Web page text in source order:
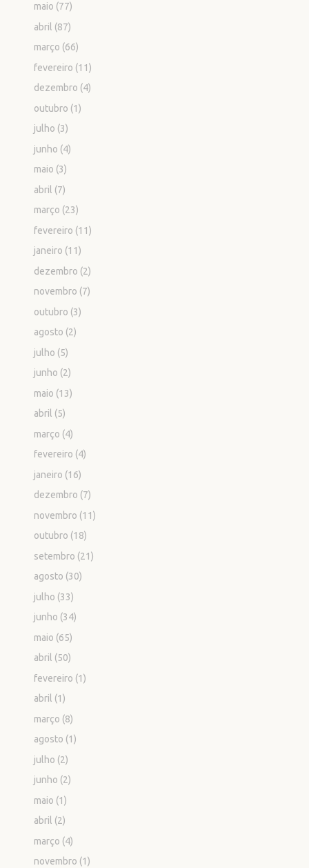
maio (77)
abril (87)
março (66)
fevereiro (11)
dezembro (4)
outubro (1)
julho (3)
junho (4)
maio (3)
abril (7)
março (23)
fevereiro (11)
janeiro (11)
dezembro (2)
novembro (7)
outubro (3)
agosto (2)
julho (5)
junho (2)
maio (13)
abril (5)
março (4)
fevereiro (4)
janeiro (16)
dezembro (7)
novembro (11)
outubro (18)
setembro (21)
agosto (30)
julho (33)
junho (34)
maio (65)
abril (50)
fevereiro (1)
abril (1)
março (8)
agosto (1)
julho (2)
junho (2)
maio (1)
abril (2)
março (4)
novembro (1)